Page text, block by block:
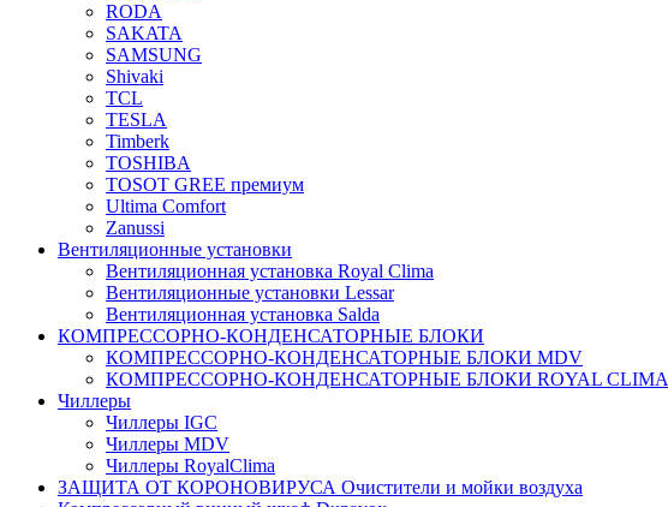
RODA
SAKATA
SAMSUNG
Shivaki
TCL
TESLA
Timberk
TOSHIBA
TOSOT GREE премиум
Ultima Comfort
Zanussi
Вентиляционные установки
Вентиляционная установка Royal Clima
Вентиляционные установки Lessar
Вентиляционная установка Salda
КОМПРЕССОРНО-КОНДЕНСАТОРНЫЕ БЛОКИ
КОМПРЕССОРНО-КОНДЕНСАТОРНЫЕ БЛОКИ MDV
КОМПРЕССОРНО-КОНДЕНСАТОРНЫЕ БЛОКИ ROYAL CLIMA
Чиллеры
Чиллеры IGC
Чиллеры MDV
Чиллеры RoyalClima
ЗАЩИТА ОТ КОРОНОВИРУСА Очистители и мойки воздуха